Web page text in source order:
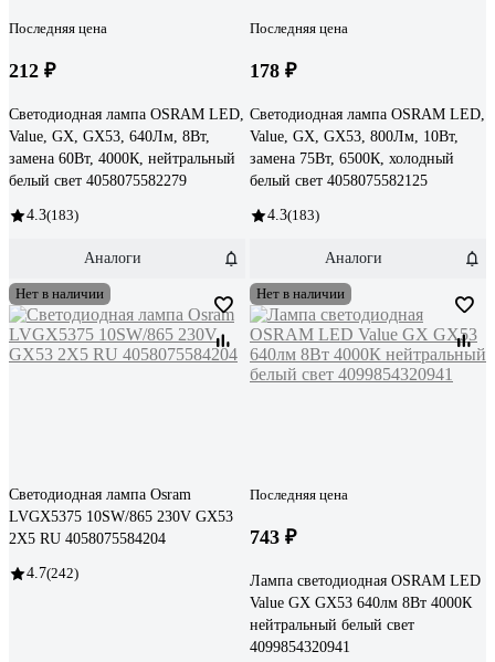
Последняя цена
212 ₽
Светодиодная лампа OSRAM LED,
Value, GX, GX53, 640Лм, 8Вт,
замена 60Вт, 4000К, нейтральный
белый свет 4058075582279
4.3(183)
Аналоги
Последняя цена
178 ₽
Светодиодная лампа OSRAM LED,
Value, GX, GX53, 800Лм, 10Вт,
замена 75Вт, 6500К, холодный
белый свет 4058075582125
4.3(183)
Аналоги
Нет в наличии
Светодиодная лампа Osram
LVGX5375 10SW/865 230V GX53
2X5 RU 4058075584204
4.7(242)
Нет в наличии
Последняя цена
743 ₽
Лампа светодиодная OSRAM LED
Value GX GX53 640лм 8Вт 4000К
нейтральный белый свет
4099854320941